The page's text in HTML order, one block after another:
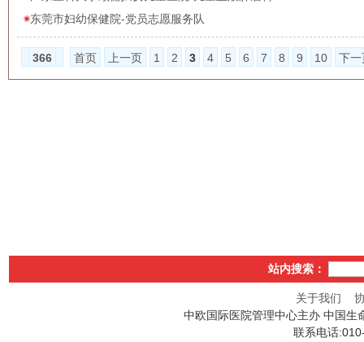
东莞市妇幼保健院-党员志愿服务队
366 首页 上一页 1 2 3 4 5 6 7 8 9 10 下一
站内搜索：
关于我们
中欧国际医院管理中心主办 中国生
联系电话